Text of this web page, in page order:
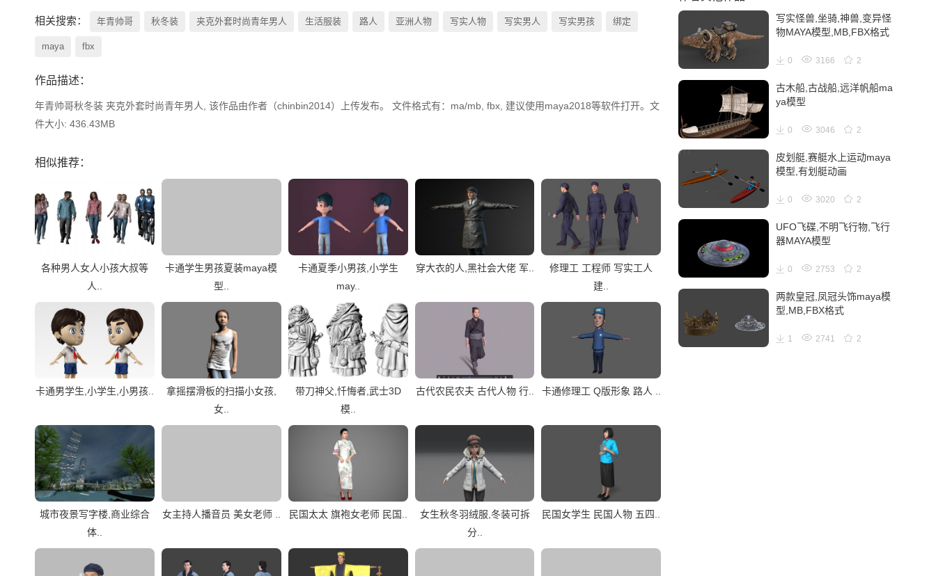
相关搜索： 年青帅哥 秋冬装 夹克外套时尚青年男人 生活服装 路人 亚洲人物 写实人物 写实男人 写实男孩 绑定
maya fbx
作品描述：
年青帅哥秋冬装 夹克外套时尚青年男人, 该作品由作者（chinbin2014）上传发布。 文件格式有：ma/mb, fbx, 建议使用maya2018等软件打开。文
件大小: 436.43MB
相似推荐：
各种男人女人小孩大叔等
人..
卡通学生男孩夏装maya模
型..
卡通夏季小男孩,小学生
may..
穿大衣的人,黑社会大佬 军..
修理工 工程师 写实工人
建..
卡通男学生,小学生,小男孩..
拿摇摆滑板的扫描小女孩,
女..
带刀神父,忏悔者,武士3D
模..
古代农民农夫 古代人物 行.. 卡通修理工 Q版形象 路人 ..
城市夜景写字楼,商业综合
体..
女主持人播音员 美女老师 .. 民国太太 旗袍女老师 民国..
女生秋冬羽绒服,冬装可拆
分..
民国女学生 民国人物 五四..
写实怪兽,坐骑,神兽,变异怪
物MAYA模型,MB,FBX格式
0 3166 2
古木船,古战船,远洋帆船ma
ya模型
0 3046 2
皮划艇,赛艇水上运动maya
模型,有划艇动画
0 3020 2
UFO飞碟,不明飞行物,飞行
器MAYA模型
0 2753 2
两款皇冠,凤冠头饰maya模
型,MB,FBX格式
1 2741 2